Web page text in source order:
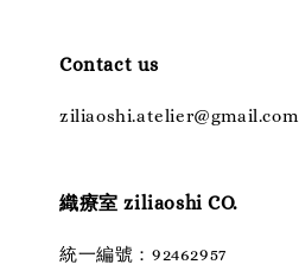
Contact us
ziliaoshi.atelier@gmail.com
織療室 ziliaoshi CO.
統一編號：92462957